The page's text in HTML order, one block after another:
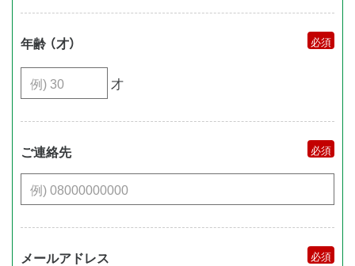
年齢 （才）
才
ご連絡先
メールアドレス